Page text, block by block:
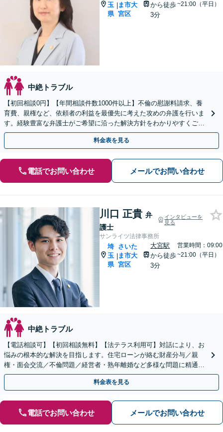
玉
県
|ま市大
宮区
から徒歩
3分
~21:00（平日）
中絶トラブル
【初回相談0円】【年間相談件数1000件以上】不倫の慰謝料請求、養
育費、親権など、依頼者の利益を最優先に考えた攻めの弁護を行いま
す。経験豊富な弁護士がご希望に沿った解決方針をわかりやすくご提
案します。お気軽にお問合せ下さい。
料金表を見る
電話でお問い合わせ メールでお問い合わせ
川口 正貴 弁
護士
インタビューを
見る
サンライツ法律事務所
埼
玉
県
|
さいた
ま市大
宮区
大宮駅
から徒歩
3分
営業時間：09:00
~21:00（平日）
中絶トラブル
【電話相談可】【初回相談無料】【法テラス利用可】対話により、お
悩みの根本的な解決を目指します。住宅ローンが絡む財産分与／親
権・面会交流／不倫問題／経営者・熟年離婚など多様な問題に精通。
協議・調停・裁判の実績多数あり【完全個室】【大宮駅3分】
料金表を見る
電話でお問い合わせ メールでお問い合わせ